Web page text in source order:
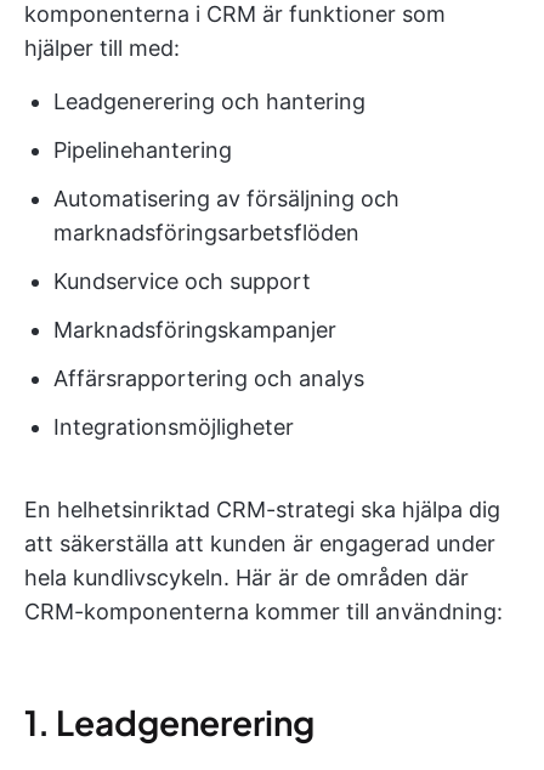
komponenterna i CRM är funktioner som
hjälper till med:
Leadgenerering och hantering
Pipelinehantering
Automatisering av försäljning och
marknadsföringsarbetsflöden
Kundservice och support
Marknadsföringskampanjer
Affärsrapportering och analys
Integrationsmöjligheter
En helhetsinriktad CRM-strategi ska hjälpa dig
att säkerställa att kunden är engagerad under
hela kundlivscykeln. Här är de områden där
CRM-komponenterna kommer till användning:
1. Leadgenerering